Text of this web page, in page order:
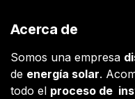
Acerca de
Somos una empresa
de energía solar.
todo el proceso de